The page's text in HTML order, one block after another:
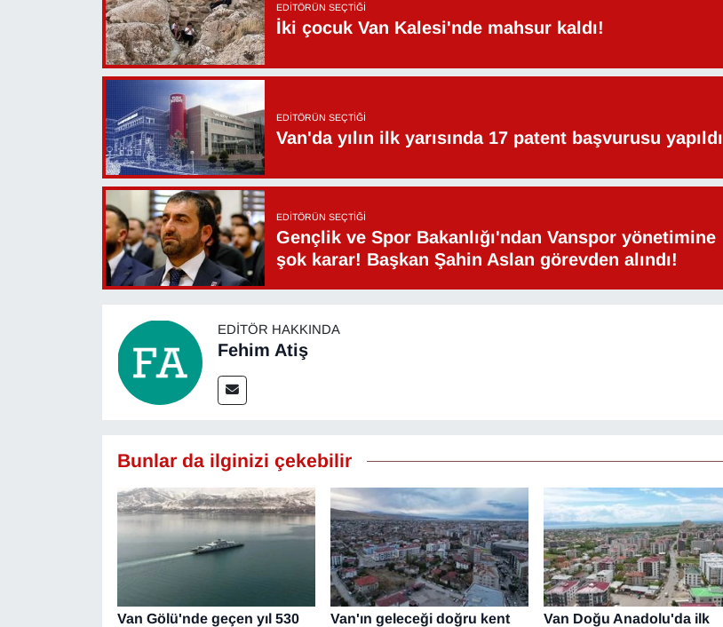
EDITÖRÜN SEÇTIĞI
İki çocuk Van Kalesi'nde mahsur kaldı!
EDITÖRÜN SEÇTIĞI
Van'da yılın ilk yarısında 17 patent başvurusu yapıldı
EDITÖRÜN SEÇTIĞI
Gençlik ve Spor Bakanlığı'ndan Vanspor yönetimine
şok karar! Başkan Şahin Aslan görevden alındı!
EDITÖR HAKKINDA
Fehim Atiş
Bunlar da ilginizi çekebilir
Van Gölü'nde geçen yıl 530 Van'ın geleceği doğru kent Van Doğu Anadolu'da ilk